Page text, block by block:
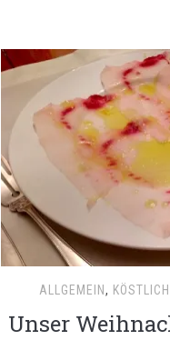
ALLGEMEIN,
Unser